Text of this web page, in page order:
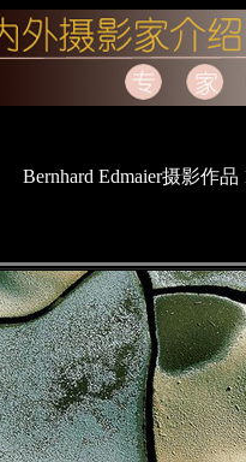
Bernhard Edmaier摄影作品